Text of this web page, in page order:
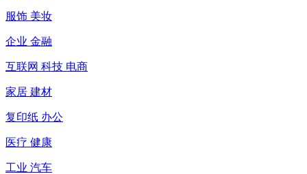
服饰 美妆
企业 金融
互联网 科技 电商
家居 建材
复印纸 办公
医疗 健康
工业 汽车